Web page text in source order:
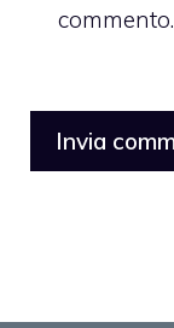
commento.